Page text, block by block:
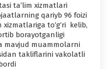
ta’lim xizmatlari
qariyb 96 foizi
to‘g‘ri kelib,
borayotganligi
mavjud muammolarni
takliflarini vakolatli